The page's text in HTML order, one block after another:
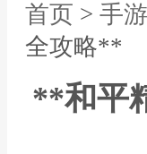
首页 > 手
全攻略**
**和平